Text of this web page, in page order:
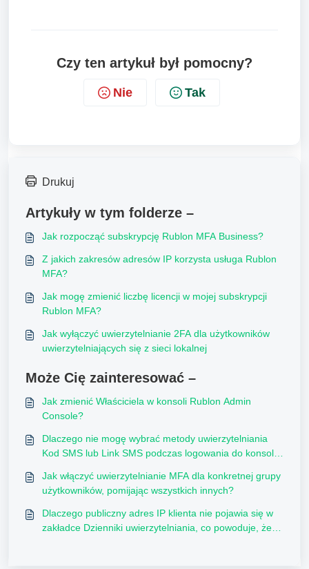
Czy ten artykuł był pomocny?
Nie Tak
Drukuj
Artykuły w tym folderze –
Jak rozpocząć subskrypcję Rublon MFA Business?
Z jakich zakresów adresów IP korzysta usługa Rublon
MFA?
Jak mogę zmienić liczbę licencji w mojej subskrypcji
Rublon MFA?
Jak wyłączyć uwierzytelnianie 2FA dla użytkowników
uwierzytelniających się z sieci lokalnej
Może Cię zainteresować –
Jak zmienić Właściciela w konsoli Rublon Admin
Console?
Dlaczego nie mogę wybrać metody uwierzytelniania
Kod SMS lub Link SMS podczas logowania do konsoli
Jak włączyć uwierzytelnianie MFA dla konkretnej grupy
użytkowników, pomijając wszystkich innych?
Dlaczego publiczny adres IP klienta nie pojawia się w
zakładce Dzienniki uwierzytelniania, co powoduje, że